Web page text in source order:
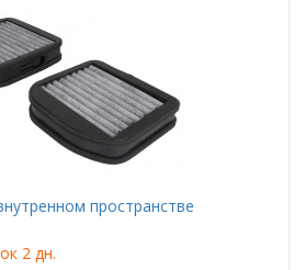
пространстве
2 дн.